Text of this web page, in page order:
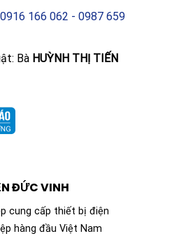
166 062 - 0987 659
Bà HUỲNH THỊ TIẾN
ĐỨC VINH
cung cấp thiết bị điện
hàng đầu Việt Nam